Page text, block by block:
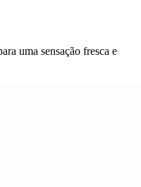
uma sensação fresca e